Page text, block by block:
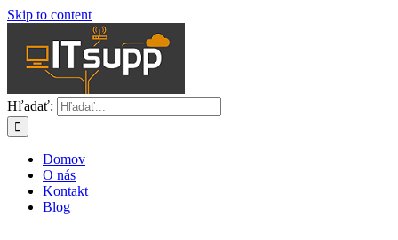
Skip to content
Hľadať:
Domov
O nás
Kontakt
Blog